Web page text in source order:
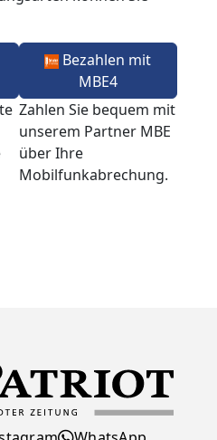
Bezahlen mit
MBE4
Zahlen Sie bequem mit
unserem Partner MBE
über Ihre
Mobilfunkabrechung.